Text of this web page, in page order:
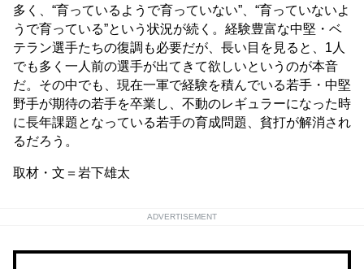
多く、“育っているようで育っていない”、“育っていないよ
うで育っている”という状況が続く。経験豊富な中堅・ベ
テラン選手たちの復調も必要だが、長い目を見ると、1人
でも多く一人前の選手が出てきて欲しいというのが本音
だ。その中でも、現在一軍で経験を積んでいる若手・中堅
野手が期待の若手を卒業し、不動のレギュラーになった時
に長年課題となっている若手の育成問題、貧打が解消され
るだろう。
取材・文＝岩下雄太
ADVERTISEMENT